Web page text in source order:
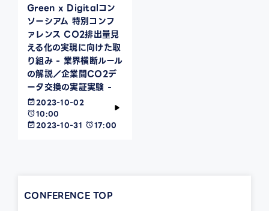
Green x Digitalコン
ソーシアム 特別コンフ
ァレンス CO2排出量見
える化の実現に向けた取
り組み - 業界横断ルール
の解説／企業間CO2デ
ータ交換の実証実験 -
2023-10-02
10:00
2023-10-31
17:00
CONFERENCE TOP